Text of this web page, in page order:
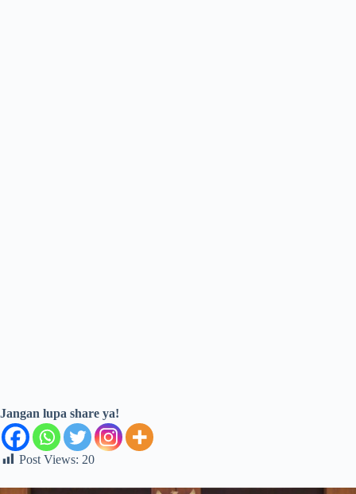
Jangan lupa share ya!
Post Views: 20